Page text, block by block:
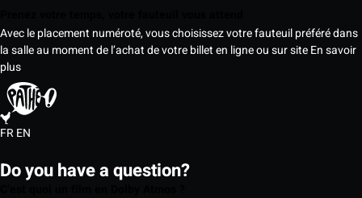
Avec le placement numéroté, vous choisissez votre fauteuil préféré dans
la salle au moment de l’achat de votre billet en ligne ou sur siteEn savoir
plus
FREN
Do you have a question?